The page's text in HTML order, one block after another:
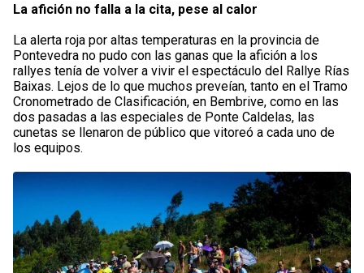
La afición no falla a la cita, pese al calor
La alerta roja por altas temperaturas en la provincia de
Pontevedra no pudo con las ganas que la afición a los
rallyes tenía de volver a vivir el espectáculo del Rallye Rías
Baixas. Lejos de lo que muchos preveían, tanto en el Tramo
Cronometrado de Clasificación, en Bembrive, como en las
dos pasadas a las especiales de Ponte Caldelas, las
cunetas se llenaron de público que vitoreó a cada uno de
los equipos.